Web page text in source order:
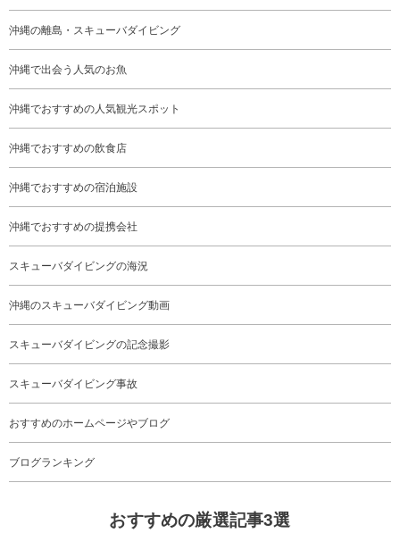
沖縄の離島・スキューバダイビング
沖縄で出会う人気のお魚
沖縄でおすすめの人気観光スポット
沖縄でおすすめの飲食店
沖縄でおすすめの宿泊施設
沖縄でおすすめの提携会社
スキューバダイビングの海況
沖縄のスキューバダイビング動画
スキューバダイビングの記念撮影
スキューバダイビング事故
おすすめのホームページやブログ
ブログランキング
おすすめの厳選記事3選